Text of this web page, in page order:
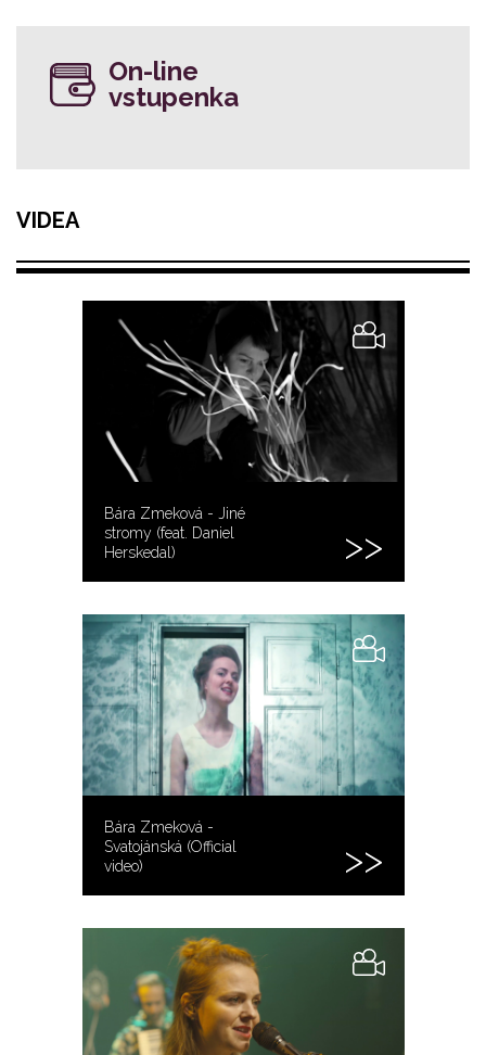
On-line
vstupenka
VIDEA
Bára Zmeková - Jiné
stromy (feat. Daniel
Herskedal)
Bára Zmeková -
Svatojánská (Official
video)